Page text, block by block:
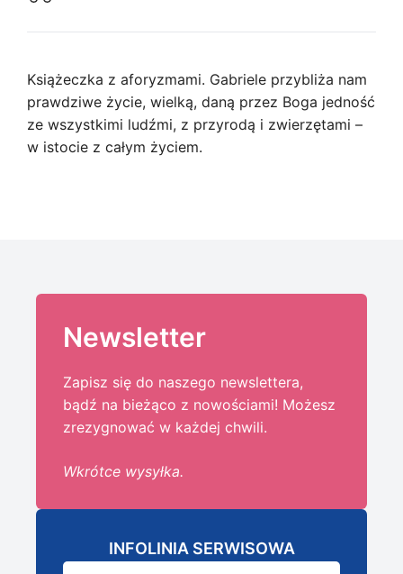
Książeczka z aforyzmami. Gabriele przybliża nam
prawdziwe życie, wielką, daną przez Boga jedność
ze wszystkimi ludźmi, z przyrodą i zwierzętami –
w istocie z całym życiem.
Newsletter
Zapisz się do naszego newslettera,
bądź na bieżąco z nowościami! Możesz
zrezygnować w każdej chwili.
Wkrótce wysyłka.
INFOLINIA SERWISOWA